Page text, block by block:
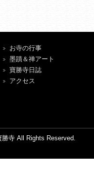
お寺の行事
墨蹟＆禅アート
寶勝寺日誌
アクセス
寺 All Rights Reserved.